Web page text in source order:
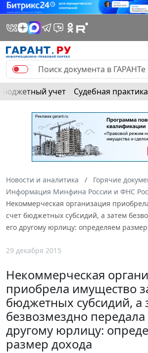
Бюджетный учет Судебная практика
Новости и аналитика
Горячие
Информация Минфина России и ФНС
Некоммерческая организация
счет бюджетных субсидий, а затем
его другому юрлицу: определяем размер
29 декабря 2015
Некоммерческая
приобрела имущество
бюджетных субсидий, а
безвозмездно передала
другому юрлицу:
размер дохода